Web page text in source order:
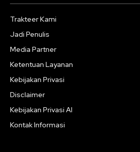
Trakteer Kami
Jadi Penulis
Media Partner
Ketentuan Layanan
Kebijakan Privasi
Disclaimer
Kebijakan Privasi AI
Kontak Informasi